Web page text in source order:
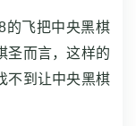
的飞把中央黑棋
圣而言，这样的
不到让中央黑棋